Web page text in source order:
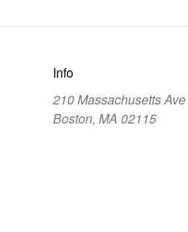
Info
210 Massachusetts Ave
Boston, MA 02115